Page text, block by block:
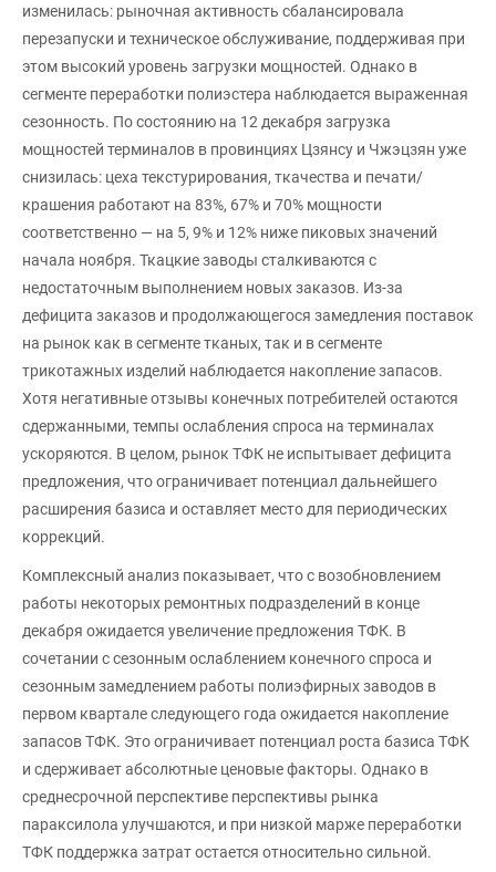
изменилась: рыночная активность сбалансировала
перезапуски и техническое обслуживание, поддерживая при
этом высокий уровень загрузки мощностей. Однако в
сегменте переработки полиэстера наблюдается выраженная
сезонность. По состоянию на 12 декабря загрузка
мощностей терминалов в провинциях Цзянсу и Чжэцзян уже
снизилась: цеха текстурирования, ткачества и печати/
крашения работают на 83%, 67% и 70% мощности
соответственно — на 5, 9% и 12% ниже пиковых значений
начала ноября. Ткацкие заводы сталкиваются с
недостаточным выполнением новых заказов. Из-за
дефицита заказов и продолжающегося замедления поставок
на рынок как в сегменте тканых, так и в сегменте
трикотажных изделий наблюдается накопление запасов.
Хотя негативные отзывы конечных потребителей остаются
сдержанными, темпы ослабления спроса на терминалах
ускоряются. В целом, рынок ТФК не испытывает дефицита
предложения, что ограничивает потенциал дальнейшего
расширения базиса и оставляет место для периодических
коррекций.
Комплексный анализ показывает, что с возобновлением
работы некоторых ремонтных подразделений в конце
декабря ожидается увеличение предложения ТФК. В
сочетании с сезонным ослаблением конечного спроса и
сезонным замедлением работы полиэфирных заводов в
первом квартале следующего года ожидается накопление
запасов ТФК. Это ограничивает потенциал роста базиса ТФК
и сдерживает абсолютные ценовые факторы. Однако в
среднесрочной перспективе перспективы рынка
параксилола улучшаются, и при низкой марже переработки
ТФК поддержка затрат остается относительно сильной.